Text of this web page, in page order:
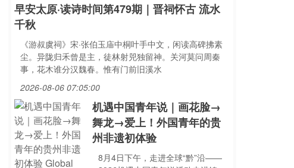
早安太原·读诗时间第479期｜晋祠怀古 流水
千秋
《游叔虞祠》宋·张伯玉庙中桐叶手中文，闲读高碑拂素
尘。异陇归禾曾是主，徒林射兕独留神。关河莫问周秦
事，花木谁分汉魏春。惟有门前旧溪水
2026-08-06 07:05:00
机遇中国青年说｜画花脸→
舞龙→爱上！外国青年的贵
州非遗初体验
8月4日下午，走进全球“黔”沿——